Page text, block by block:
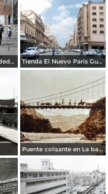
Tipos Mexicanos Vendedor de cocos junto a La terminal camionera Guadalajara, Jalisco 1961 Tienda El Nuevo Paris Guadalajara, Jalisco 1961
Puente colgante en La barranca de Oblatos.